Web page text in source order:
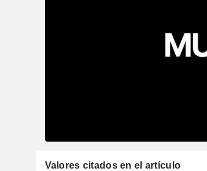
Valores citados en el artículo